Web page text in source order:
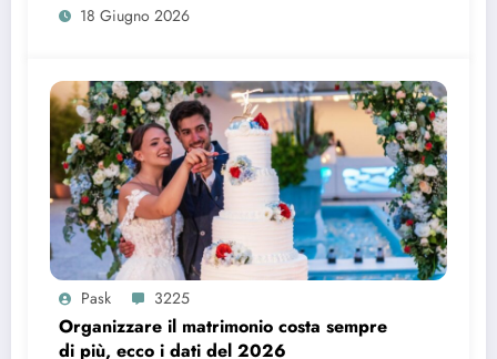
18 Giugno 2026
Pask 3225
Organizzare il matrimonio costa sempre
di più, ecco i dati del 2026